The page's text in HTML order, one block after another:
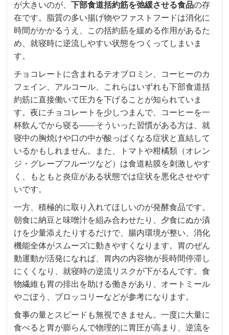
が大きいのが、
下部食道括約筋を弛緩させる食品の存
在です。脂質の多い揚げ物やファストフードは消化に
時間がかかるうえ、この括約筋を緩める作用があるた
め、就寝時に逆流しやすい状態をつくってしまいま
す。
チョコレートに含まれるテオブロミン、コーヒーのカ
フェイン、アルコール、これらはいずれも下部食道括
約筋に直接働いて圧力を下げることが知られていま
す。夜にチョコレートを少しつまんで、コーヒーを一
杯飲んでから寝る——そういった習慣がある方は、就
寝中の胸焼けや口の中が酸っぱくなる症状と直結して
いるかもしれません。また、トマトや柑橘類（オレン
ジ・グレープフルーツなど）は食道粘膜を刺激しやす
く、もともと炎症がある状態では症状を悪化させやす
いです。
一方、積極的に取り入れてほしいのが発酵食品です。
朝食に納豆と味噌汁を組み合わせたり、夕食にぬか漬
けを少量添えたりするだけで、腸内環境が整い、消化
機能全体がスムーズに動きやすくなります。胃のぜん
動運動が活発になれば、胃内の内容物が長時間停滞し
にくくなり、就寝時の逆流リスクが下がるんです。食
物繊維も胃の排出を助ける働きがあり、オートミール
やごぼう、ブロッコリーなどが参考になります。
食事の量とスピードも無視できません。一度に大量に
食べると胃が膨らんで物理的に胃圧が高まり、逆流を